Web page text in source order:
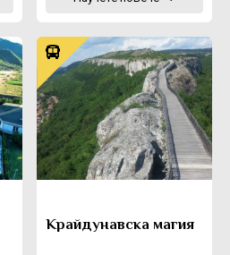
Крайдунавска магия